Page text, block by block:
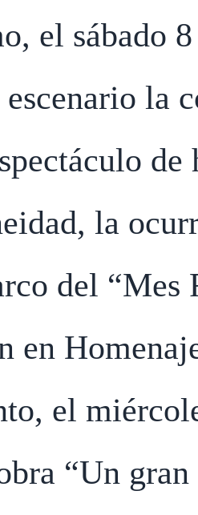
el sábado
la
la
del “Mes
en
el
“Un